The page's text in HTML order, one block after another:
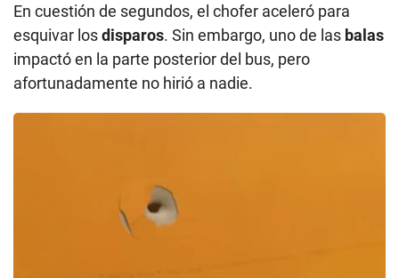
En cuestión de segundos, el chofer aceleró para
esquivar losdisparos. Sin embargo, uno de las balas
impactó en la parte posterior del bus, pero
afortunadamente no hirió a nadie.